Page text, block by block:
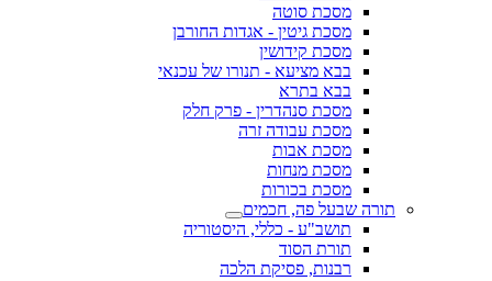
מסכת סוטה
מסכת גיטין - אגדות החורבן
מסכת קידושין
בבא מציעא - תנורו של עכנאי
בבא בתרא
מסכת סנהדרין - פרק חלק
מסכת עבודה זרה
מסכת אבות
מסכת מנחות
מסכת בכורות
תורה שבעל פה, חכמים
תושב"ע - כללי, היסטוריה
תורת הסוד
רבנות, פסיקת הלכה